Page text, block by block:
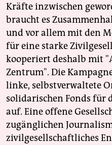
Kräfte inzwischen
braucht es
und vor allem mit den
für eine starke
kooperiert deshalb mit
Zentrum". Die
linke, selbstverwaltete
solidarischen Fonds für
auf. Eine offene
zugänglichen
zivilgesellschaftliches